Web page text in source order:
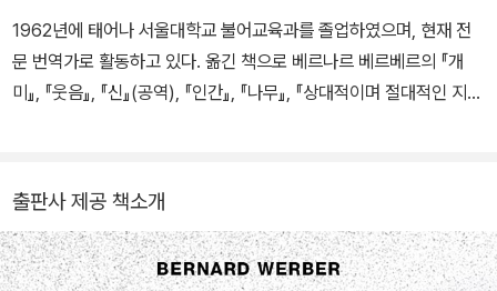
작품은 35개 언어로 번역되어, 전 세계 3천만 부 이상 판매되었다.
1962년에 태어나 서울대학교 불어교육과를 졸업하였으며, 현재 전
문 번역가로 활동하고 있다. 옮긴 책으로 베르나르 베르베르의 『개
미』, 『웃음』, 『신』(공역), 『인간』, 『나무』, 『상대적이며 절대적인 지식
들에게 보내는 편지』(카를로 마리아 마르티니 공저), 장클로드 카리
에르의 『바야돌리드 논쟁』, 미셸 우엘벡의 『소립자』, 미셸 투르니에
의 『황금 구슬』, 카롤린 봉그랑의 『밑줄 긋는 남자』, 브램 스토커의
출판사 제공 책소개